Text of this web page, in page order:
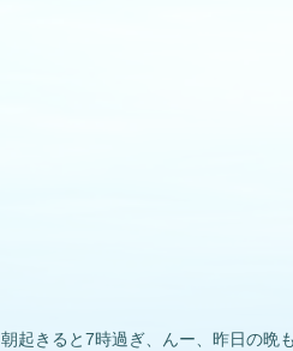
朝起きると7時過ぎ、んー、昨日の晩